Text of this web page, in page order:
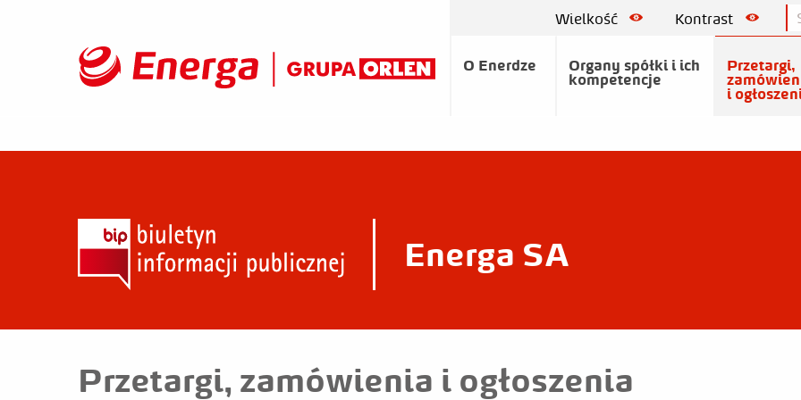
Wielkość Kontrast
O Enerdze
Organy spółki i ich
kompetencje
Przetargi,
i
Energa SA
Przetargi, zamówienia i ogłoszenia